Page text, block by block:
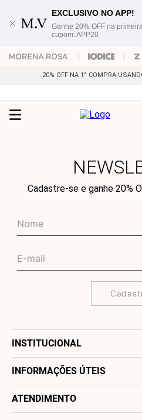
EXCLUSIVO NO APP!
Ganhe 20% OFF na
cupom: APP20
20% OFF NA 1° COMPRA
Cadastre-se e ganhe 20%
INSTITUCIONAL
INFORMAÇÕES ÚTEIS
ATENDIMENTO